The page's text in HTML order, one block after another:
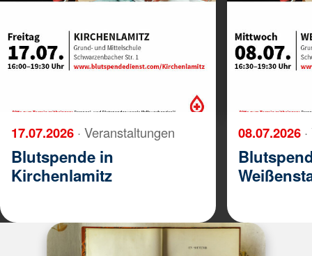
17.07.2026 · Veranstaltungen
Blutspende in
Kirchenlamitz
08.07.2026